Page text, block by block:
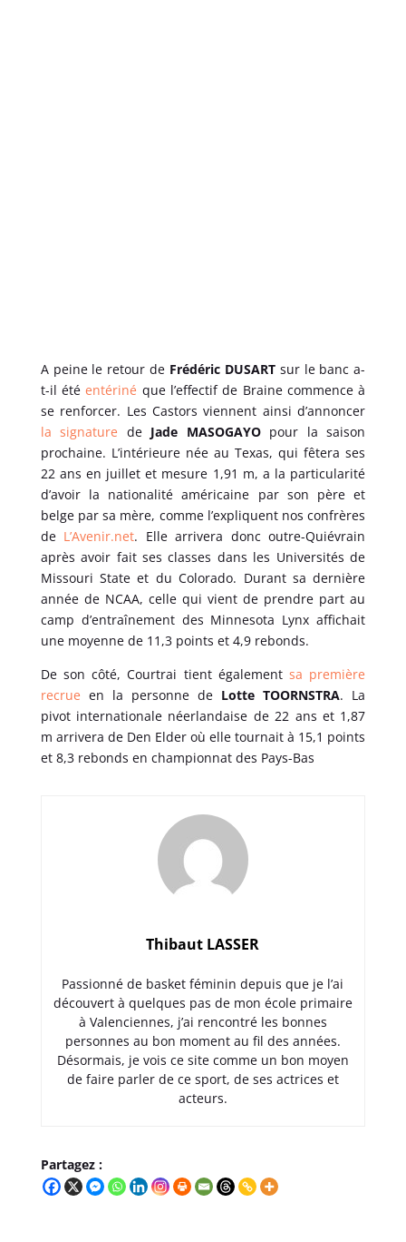
A peine le retour de Frédéric DUSARTsur le banc a-
t-il étéentériné que l’effectif de Braine commence à
se renforcer. Les Castors viennent ainsi d’annoncer
la signature de Jade MASOGAYOpour la saison
prochaine. L’intérieure née au Texas, qui fêtera ses
22 ans en juillet et mesure 1,91 m, a la particularité
d’avoir la nationalité américaine par son père et
belge par sa mère, comme l’expliquent nos confrères
de L’Avenir.net. Elle arrivera donc outre-Quiévrain
après avoir fait ses classes dans les Universités de
Missouri State et du Colorado. Durant sa dernière
année de NCAA, celle qui vient de prendre part au
camp d’entraînement des Minnesota Lynx affichait
une moyenne de 11,3 points et 4,9 rebonds.
De son côté, Courtrai tient également sa première
recrue en la personne de Lotte TOORNSTRA. La
pivot internationale néerlandaise de 22 ans et 1,87
m arrivera de Den Elder où elle tournait à 15,1 points
et 8,3 rebonds en championnat des Pays-Bas
Thibaut LASSER
Passionné de basket féminin depuis que je l’ai
découvert à quelques pas de mon école primaire
à Valenciennes, j’ai rencontré les bonnes
personnes au bon moment au fil des années.
Désormais, je vois ce site comme un bon moyen
de faire parler de ce sport, de ses actrices et
acteurs.
Partagez :